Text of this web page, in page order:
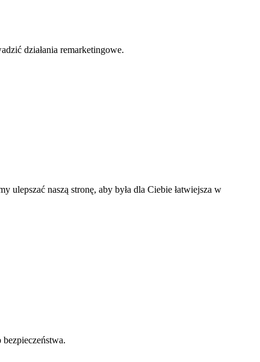
działania remarketingowe.
naszą stronę, aby była dla Ciebie łatwiejsza w